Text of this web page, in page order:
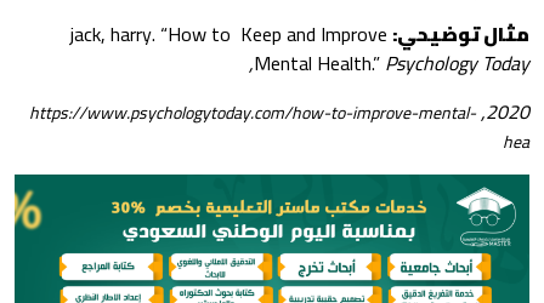
مثال توضيحي: jack, harry. “How to Keep and Improve
Mental Health.”Psychology Today,
2020,
https://www.psychologytoday.com/how-to-improve-mental-
hea